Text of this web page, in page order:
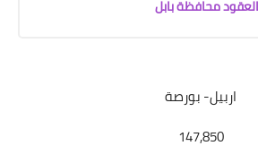
محافظة بابل
اربيل- بورصة
147,850